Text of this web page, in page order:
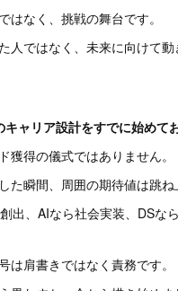
はなく、挑戦の舞台です。
人ではなく、未来に向けて
キャリア設計をすでに始めて
獲得の儀式ではありません。
た瞬間、周囲の期待値は跳ね
出、AIなら社会実装、DSな
は肩書きではなく責務です。